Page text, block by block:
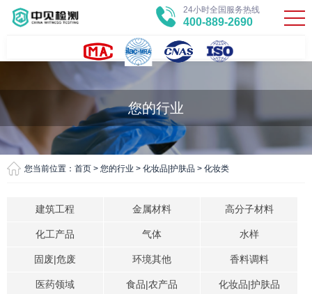
24小时全国服务热线
400-889-2690
您的行业
您当前位置： 首页 > 您的行业 > 化妆品|护肤品 > 化妆类
建筑工程 金属材料 高分子材料
化工产品 气体 水样
固废|危废 环境其他 香料调料
医药领域 食品|农产品 化妆品|护肤品